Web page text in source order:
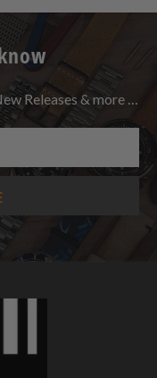
Releases & more …